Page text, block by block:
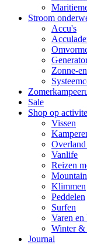
Stroom
Accu's
Zonne-
Sale
Shop op
Vissen
Vanlife
Reizen
Klimmen
Peddelen
Surfen
Varen en
Winter &
Journal